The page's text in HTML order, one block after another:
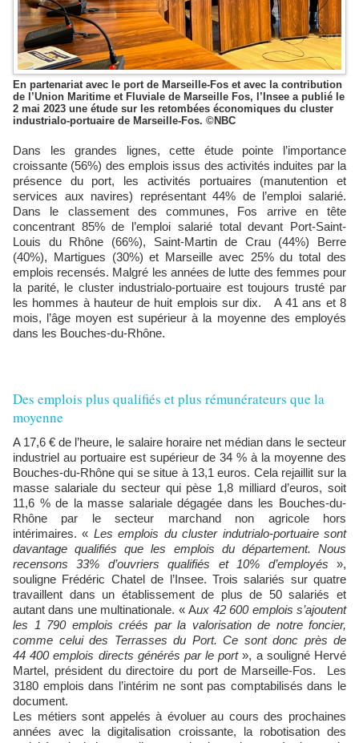
En partenariat avec le port de Marseille-Fos et avec la contribution
de l’Union Maritime et Fluviale de Marseille Fos, l’Insee a publié le
2 mai 2023 une étude sur les retombées économiques du cluster
industrialo-portuaire de Marseille-Fos. ©NBC
Dans les grandes lignes, cette étude pointe l’importance
croissante (56%) des emplois issus des activités induites par la
présence du port, les activités portuaires (manutention et
services aux navires) représentant 44% de l’emploi salarié.
Dans le classement des communes, Fos arrive en tête
concentrant 85% de l’emploi salarié total devant Port-Saint-
Louis du Rhône (66%), Saint-Martin de Crau (44%) Berre
(40%), Martigues (30%) et Marseille avec 25% du total des
emplois recensés. Malgré les années de lutte des femmes pour
la parité, le cluster industrialo-portuaire est toujours trusté par
les hommes à hauteur de huit emplois sur dix. A 41 ans et 8
mois, l’âge moyen est supérieur à la moyenne des employés
dans les Bouches-du-Rhône.
Des emplois plus qualifiés et plus rémunérateurs que la
moyenne
A 17,6 € de l’heure, le salaire horaire net médian dans le secteur
industriel au portuaire est supérieur de 34 % à la moyenne des
Bouches-du-Rhône qui se situe à 13,1 euros. Cela rejaillit sur la
masse salariale du secteur qui pèse 1,8 milliard d’euros, soit
11,6 % de la masse salariale dégagée dans les Bouches-du-
Rhône par le secteur marchand non agricole hors
intérimaires. « Les emplois du cluster indutrialo-portuaire sont
davantage qualifiés que les emplois du département. Nous
recensons 33% d’ouvriers qualifiés et 10% d’employés »,
souligne Frédéric Chatel de l’Insee. Trois salariés sur quatre
travaillent dans un établissement de plus de 50 salariés et
autant dans une multinationale. « Aux 42 600 emplois s’ajoutent
les 1 790 emplois créés par la valorisation de notre foncier,
comme celui des Terrasses du Port. Ce sont donc près de
44 400 emplois directs générés par le port», a souligné Hervé
Martel, président du directoire du port de Marseille-Fos. Les
3180 emplois dans l’intérim ne sont pas comptabilisés dans le
document.
Les métiers sont appelés à évoluer au cours des prochaines
années avec la digitalisation croissante, la robotisation des